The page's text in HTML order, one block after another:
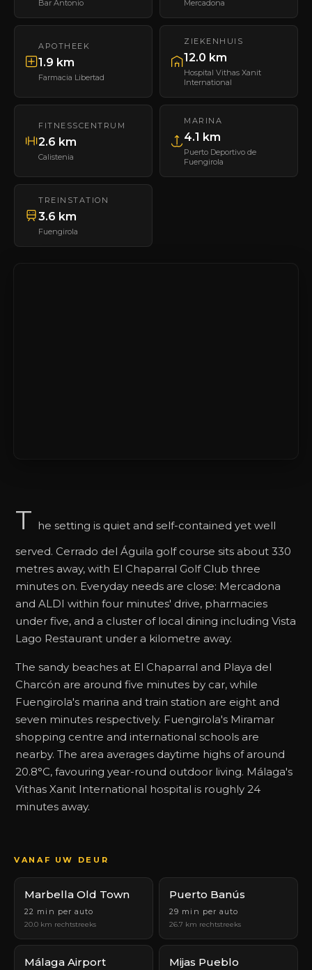
Bar Antonio Mercadona
APOTHEEK
1.9 km
Farmacia Libertad
ZIEKENHUIS
12.0 km
Hospital Vithas Xanit
International
FITNESSCENTRUM
2.6 km
Calistenia
MARINA
4.1 km
Puerto Deportivo de
Fuengirola
TREINSTATION
3.6 km
Fuengirola
T he setting is quiet and self-contained yet well
served. Cerrado del Águila golf course sits about 330
metres away, with El Chaparral Golf Club three
minutes on. Everyday needs are close: Mercadona
and ALDI within four minutes' drive, pharmacies
under five, and a cluster of local dining including Vista
Lago Restaurant under a kilometre away.
The sandy beaches at El Chaparral and Playa del
Charcón are around five minutes by car, while
Fuengirola's marina and train station are eight and
seven minutes respectively. Fuengirola's Miramar
shopping centre and international schools are
nearby. The area averages daytime highs of around
20.8°C, favouring year-round outdoor living. Málaga's
Vithas Xanit International hospital is roughly 24
minutes away.
VANAF UW DEUR
Marbella Old Town
22 min per auto
20.0 km rechtstreeks
Puerto Banús
29 min per auto
26.7 km rechtstreeks
Málaga Airport Mijas Pueblo